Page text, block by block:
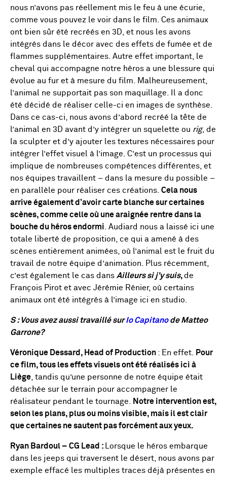
nous n’avons pas réellement mis le feu à une écurie,
comme vous pouvez le voir dans le film. Ces animaux
ont bien sûr été recréés en 3D, et nous les avons
intégrés dans le décor avec des effets de fumée et de
flammes supplémentaires. Autre effet important, le
cheval qui accompagne notre héros a une blessure qui
évolue au fur et à mesure du film. Malheureusement,
l’animal ne supportait pas son maquillage. Il a donc
été décidé de réaliser celle-ci en images de synthèse.
Dans ce cas-ci, nous avons d’abord recréé la tête de
l’animal en 3D avant d’y intégrer un squelette ou rig, de
la sculpter et d’y ajouter les textures nécessaires pour
intégrer l’effet visuel à l’image. C’est un processus qui
implique de nombreuses compétences différentes, et
nos équipes travaillent – dans la mesure du possible –
en parallèle pour réaliser ces créations. Cela nous
arrive également d’avoir carte blanche sur certaines
scènes, comme celle où une araignée rentre dans la
bouche du héros endormi . Audiard nous a laissé ici une
totale liberté de proposition, ce qui a amené à des
scènes entièrement animées, où l’animal est le fruit du
travail de notre équipe d’animation. Plus récemment,
c’est également le cas dans Ailleurs si j’y suis, de
François Pirot et avec Jérémie Rénier, où certains
animaux ont été intégrés à l’image ici en studio.
S : Vous avez aussi travaillé surIo Capitanode Matteo
Garrone?
Véronique Dessard, Head of Production : En effet.
Pour
ce film, tous les effets visuels ont été réalisés ici à
Liège , tandis qu’une personne de notre équipe était
détachée sur le terrain pour accompagner le
réalisateur pendant le tournage.
Notre intervention est,
selon les plans, plus ou moins visible, mais il est clair
que certaines ne sautent pas forcément aux yeux.
Ryan Bardoul – CG Lead :
Lorsque le héros embarque
dans les jeeps qui traversent le désert, nous avons par
exemple effacé les multiples traces déjà présentes en